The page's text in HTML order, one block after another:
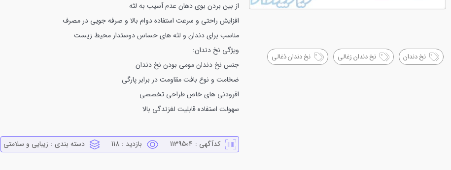
نخ دندان نخ دندان زغالی نخ دندان ذغالی
از بین بردن بوی دهان عدم آسیب به لثه
افزایش راحتی و سرعت استفادهدوام بالا و صرفه جویی در مصرف
مناسب برای دندان و لثه های حساسدوستدار محیط زیست
ویژگی نخ دندان:
جنس نخ دندانمومی بودن نخ دندان
ضخامت و نوع بافتمقاومت در برابر پارگی
افرودنی های خاصطراحی تخصصی
سهولت استفادهقابلیت لغزندگی بالا
کدآگهی : 1139504 بازدید : 118 دسته بندی : زيبايي و سلامتي